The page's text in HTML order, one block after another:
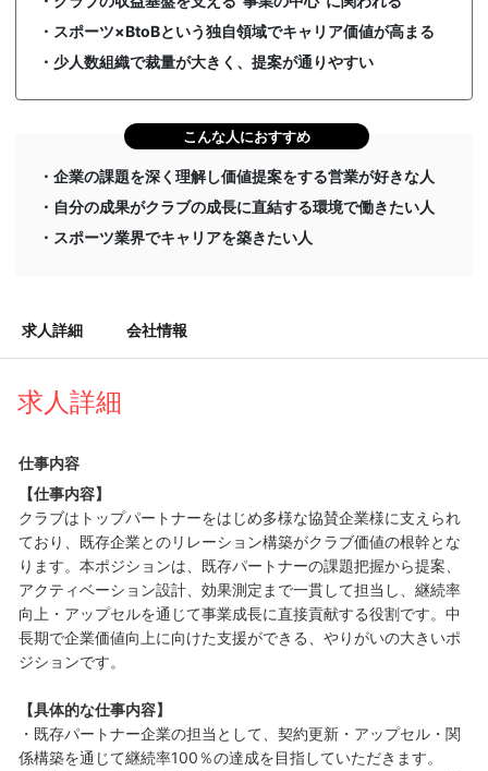
・スポーツ×BtoBという独自領域でキャリア価値が高まる
・少人数組織で裁量が大きく、提案が通りやすい
こんな人におすすめ
・企業の課題を深く理解し価値提案をする営業が好きな人
・自分の成果がクラブの成長に直結する環境で働きたい人
・スポーツ業界でキャリアを築きたい人
求人詳細 会社情報
求人詳細
仕事内容
【仕事内容】
クラブはトップパートナーをはじめ多様な協賛企業様に支えられ
ており、既存企業とのリレーション構築がクラブ価値の根幹とな
ります。本ポジションは、既存パートナーの課題把握から提案、
アクティベーション設計、効果測定まで一貫して担当し、継続率
向上・アップセルを通じて事業成長に直接貢献する役割です。中
長期で企業価値向上に向けた支援ができる、やりがいの大きいポ
ジションです。
【具体的な仕事内容】
・既存パートナー企業の担当として、契約更新・アップセル・関
係構築を通じて継続率100％の達成を目指していただきます。